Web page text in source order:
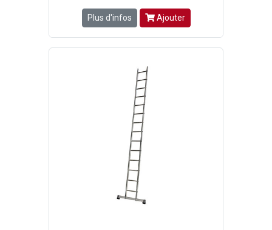
Plus d'infos Ajouter